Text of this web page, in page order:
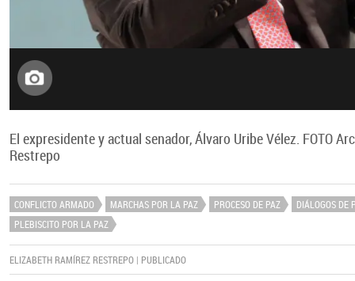
El expresidente y actual senador, Álvaro Uribe Vélez. FOTO
Restrepo
CONFLICTO ARMADO MARCHAS POR LA PAZ PROCESO DE PAZ
DIÁLOGOS DE
PLEBISCITO POR LA PAZ
ELIZABETH RAMÍREZ RESTREPO | PUBLICADO